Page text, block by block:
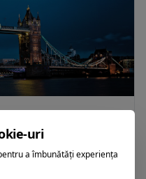
uri
a îmbunătăți experiența